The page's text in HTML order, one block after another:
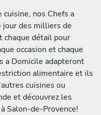
nos Chefs a
jour des milliers de
chaque détail pour
occasion et chaque
a Domicile adapteront
alimentaire et ils
cuisines ou
et découvrez les
Salon-de-Provence!